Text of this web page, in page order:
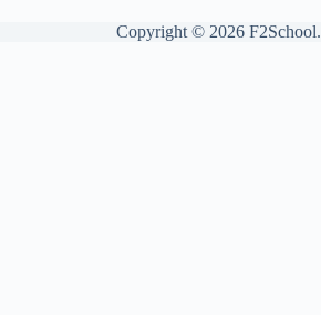
Copyright © 2026 F2School.